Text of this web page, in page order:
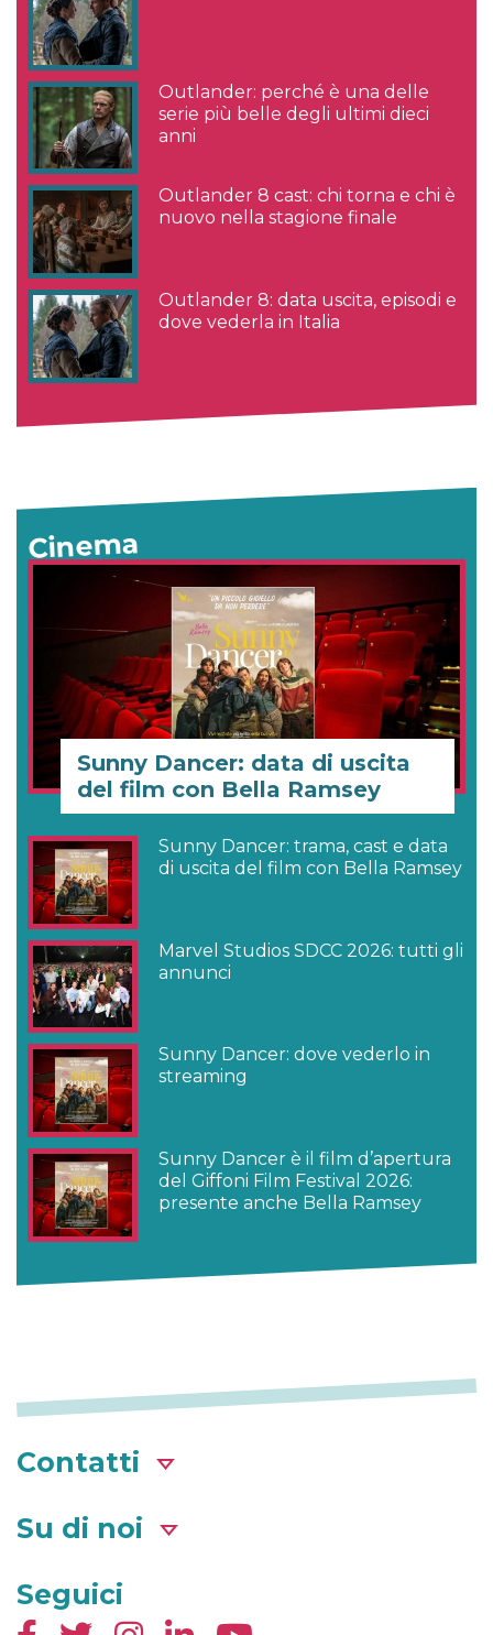
Outlander: perché è una delle
serie più belle degli ultimi dieci
anni
Outlander 8 cast: chi torna e chi è
nuovo nella stagione finale
Outlander 8: data uscita, episodi e
dove vederla in Italia
Cinema
Sunny Dancer: data di uscita
del film con Bella Ramsey
Sunny Dancer: trama, cast e data
di uscita del film con Bella Ramsey
Marvel Studios SDCC 2026: tutti gli
annunci
Sunny Dancer: dove vederlo in
streaming
Sunny Dancer è il film d’apertura
del Giffoni Film Festival 2026:
presente anche Bella Ramsey
Contatti
Su di noi
Seguici